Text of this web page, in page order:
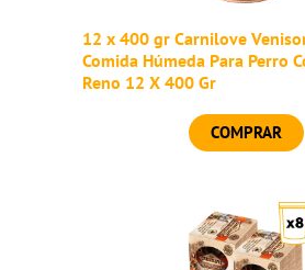
12 x 400 gr Carnilove
Comida Húmeda Para Perro
Reno 12 X 400 Gr
COMPRAR